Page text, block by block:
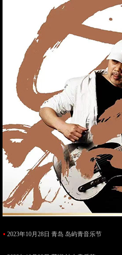
• 2023年10月28日 青岛 岛屿青音乐节